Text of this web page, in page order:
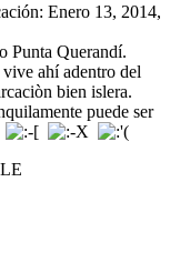
: Enero 13, 2014,
Punta Querandí.
ahí adentro del
bien islera.
puede ser